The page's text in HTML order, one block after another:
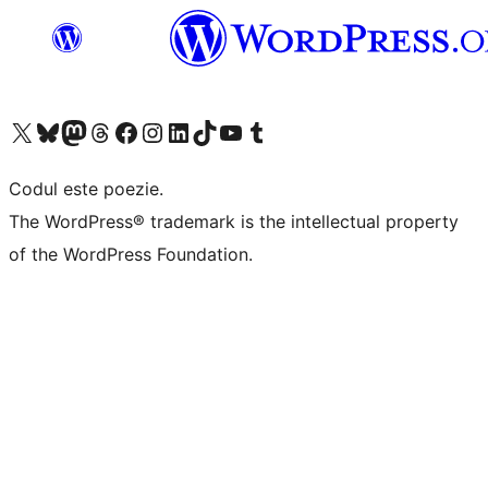
Mergi la contul nostru X (fost Twitter)
Vizitează contul nostru Bluesky
Vizitează contul nostru Mastodon
Vizitează contul nostru Threads
Vizitează pagina noastră Facebook
Vizitează-ne pe Instagram
Vizitează-ne pe LinkedIn
Vizitează contul nostru TikTok
Vizitează canalul nostru YouTube
Vizitează contul nostru Tumblr
Codul este poezie.
The WordPress® trademark is the intellectual property
of the WordPress Foundation.